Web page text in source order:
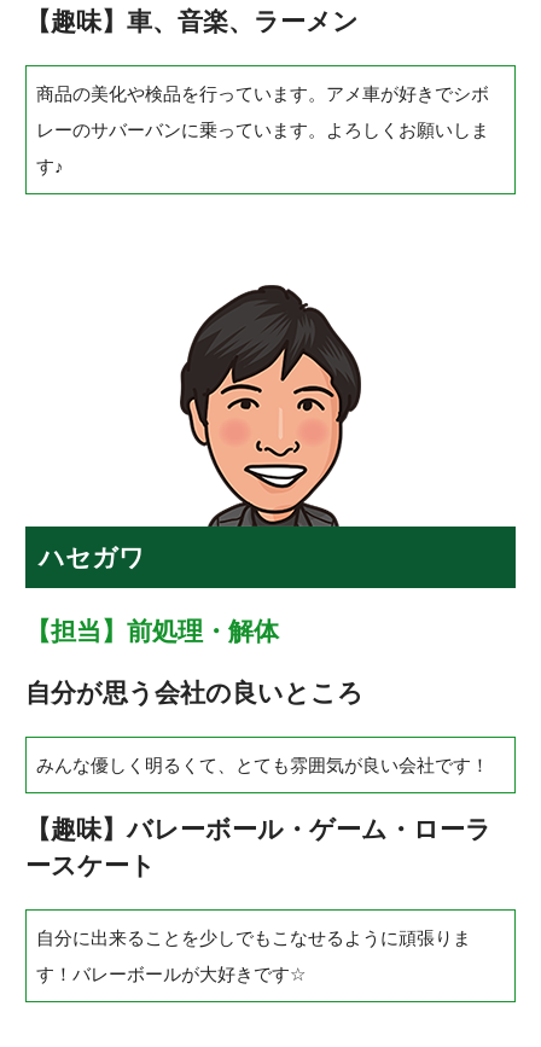
【趣味】車、音楽、ラーメン
商品の美化や検品を行っています。アメ車が好きでシボ
レーのサバーバンに乗っています。よろしくお願いしま
す♪
ハセガワ
【担当】前処理・解体
自分が思う会社の良いところ
みんな優しく明るくて、とても雰囲気が良い会社です！
【趣味】バレーボール・ゲーム・ローラ
ースケート
自分に出来ることを少しでもこなせるように頑張りま
す！バレーボールが大好きです☆